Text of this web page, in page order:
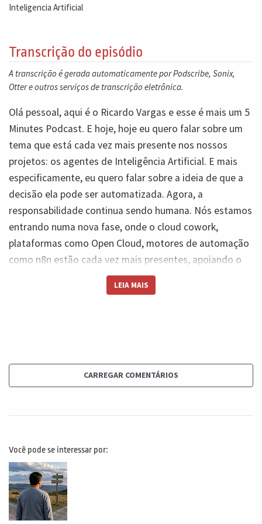
Inteligencia Artificial
Transcrição do episódio
A transcrição é gerada automaticamente por Podscribe, Sonix,
Otter e outros serviços de transcrição eletrônica.
Olá pessoal, aqui é o Ricardo Vargas e esse é mais um 5
Minutes Podcast. E hoje, hoje eu quero falar sobre um
tema que está cada vez mais presente nos nossos
projetos: os agentes de Inteligência Artificial. E mais
especificamente, eu quero falar sobre a ideia de que a
decisão ela pode ser automatizada. Agora, a
responsabilidade continua sendo humana. Nós estamos
entrando numa nova fase, onde o cloud cowork,
plataformas como Open Cloud, motores de automação
como n8n estão cada vez mais presentes, apoiando o
nosso trabalho e eles estão tomando decisões,
disparando ações, priorizando tarefas e até se
fadiga, sem cansaço e com um nível impressionante de
consistência. Isso cria em todos nós uma ilusão muito
ele não é dono do resultado. Ele não assume a
responsabilidade. Ele não sofre as consequências de
uma decisão errada. Quem sofre é você e a organização
é o patrocinador do projeto. Deixa-me dar um exemplo
LEIA MAIS
CARREGAR COMENTÁRIOS
Você pode se interessar por: